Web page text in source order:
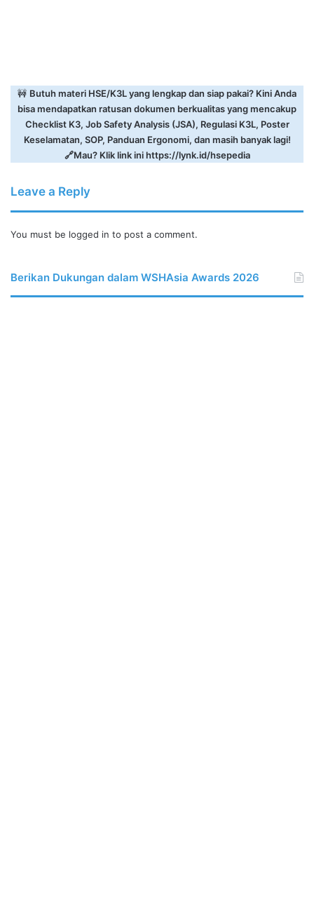
🚧 Butuh materi HSE/K3L yang lengkap dan siap pakai? Kini Anda
bisa mendapatkan ratusan dokumen berkualitas yang mencakup
Checklist K3, Job Safety Analysis (JSA), Regulasi K3L, Poster
Keselamatan, SOP, Panduan Ergonomi, dan masih banyak lagi!
🔗Mau? Klik link inihttps://lynk.id/hsepedia
Leave a Reply
You must be logged in to post a comment.
Berikan Dukungan dalam WSHAsia Awards 2026